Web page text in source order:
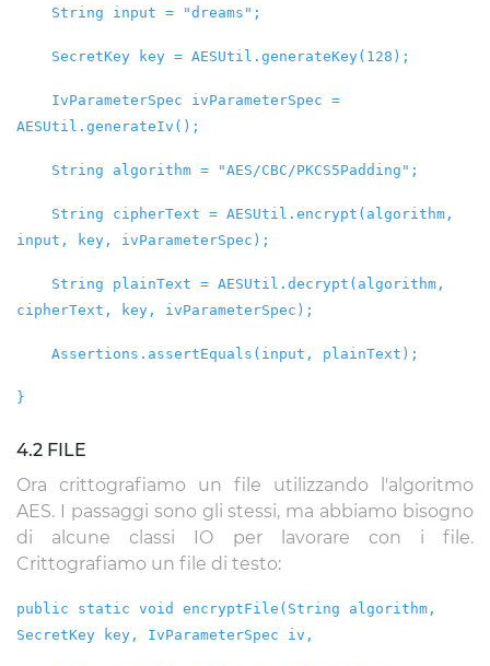
String input = "dreams";
SecretKey key = AESUtil.generateKey(128);
IvParameterSpec ivParameterSpec =
AESUtil.generateIv();
String algorithm = "AES/CBC/PKCS5Padding";
String cipherText = AESUtil.encrypt(algorithm,
input, key, ivParameterSpec);
String plainText = AESUtil.decrypt(algorithm,
cipherText, key, ivParameterSpec);
Assertions.assertEquals(input, plainText);
}
4.2 FILE
Ora crittografiamo un file utilizzando l'algoritmo
AES. I passaggi sono gli stessi, ma abbiamo bisogno
di alcune classi IO per lavorare con i file.
Crittografiamo un file di testo:
public static void encryptFile(String algorithm,
SecretKey key, IvParameterSpec iv,